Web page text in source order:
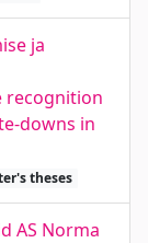
ja
recognition
downs in
theses
AS Norma